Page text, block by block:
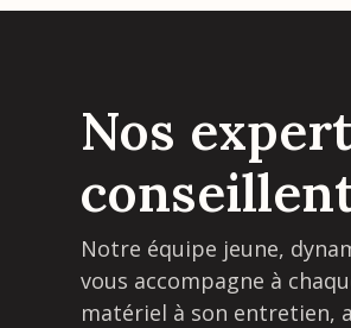
Nos
Notre équipe jeune,
vous accompagne à
matériel à son entretien,